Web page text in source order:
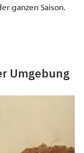
ganzen Saison.
Umgebung